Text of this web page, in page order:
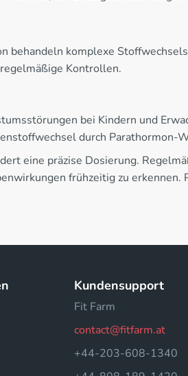
behandeln komplexe
Kontrollen.
bei Kindern und
durch Parathormon-
eine präzise Dosierung.
frühzeitig zu
Kundensupport
Fit Farm
contact@fitfarm.at
+44-203-608-1340